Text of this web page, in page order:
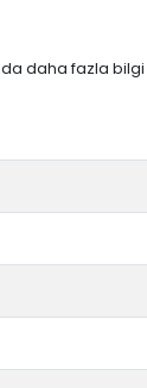
daha fazla